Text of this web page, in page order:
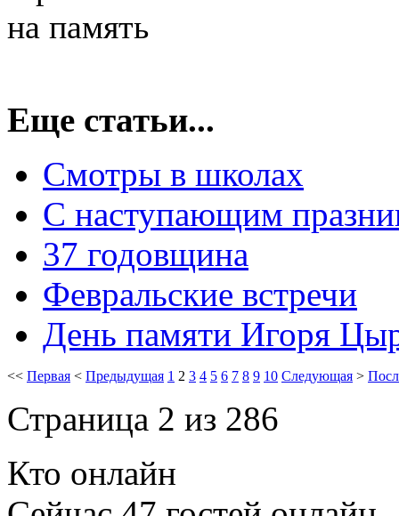
на память
Еще статьи...
Смотры в школах
С наступающим
37 годовщина
Февральские встречи
День памяти Игоря
<< Первая < Предыдущая 1 2 3 4 5 6 7 8 9 10 Следующая >
Страница 2 из 286
Кто онлайн